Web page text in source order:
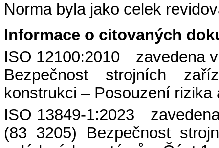
Norma byla jako celek
Informace o citovaných
ISO 12100:2010 zavedena
Bezpečnost strojních
konstrukci – Posouzení
ISO 13849-1:2023
(83 3205) Bezpečnost